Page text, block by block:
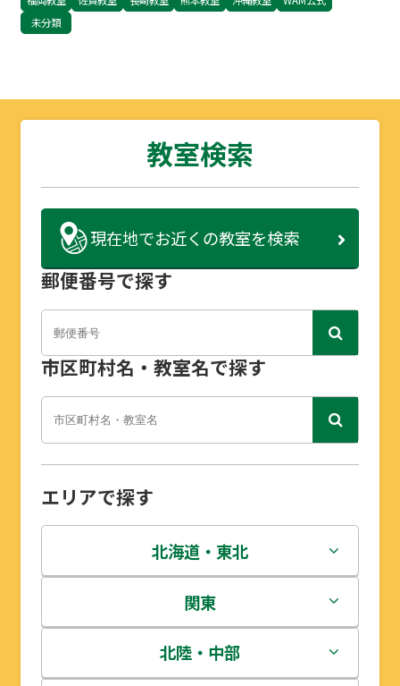
未分類
教室検索
現在地でお近くの教室を検索
郵便番号で探す
市区町村名・教室名で探す
エリアで探す
北海道・東北
北海道
青森県
関東
茨城県
北陸・中部